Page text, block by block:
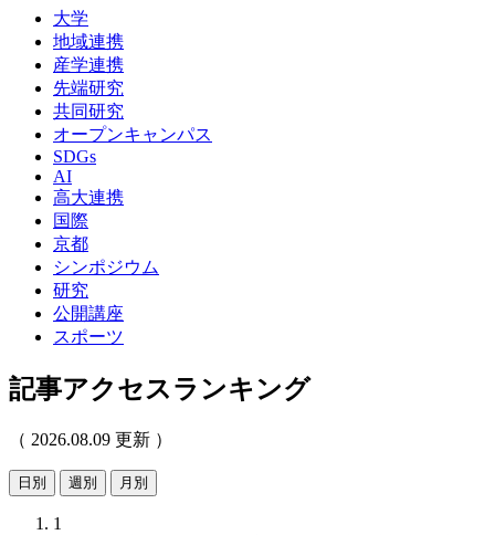
大学
地域連携
産学連携
先端研究
共同研究
オープンキャンパス
SDGs
AI
高大連携
国際
京都
シンポジウム
研究
公開講座
スポーツ
記事アクセスランキング
（ 2026.08.09 更新 ）
日別 週別 月別
1